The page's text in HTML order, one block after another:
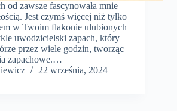
od zawsze fascynowała mnie
Jest czymś więcej niż tylko
w Twoim flakonie ulubionych
uwodzicielski zapach, który
przez wiele godzin, tworząc
zapachowe.…
22 września, 2024